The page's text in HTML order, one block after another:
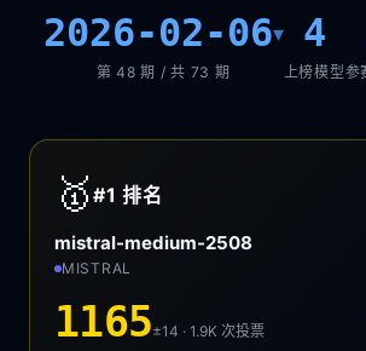
2026-02-06▾
第 48 期 / 共 73 期
4
上榜模型参
🥇 #1排名
mistral-medium-2508
MISTRAL
1165±14 · 1.9K次投票